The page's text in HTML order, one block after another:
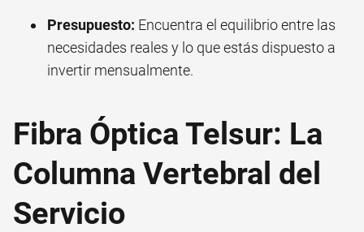
Presupuesto: Encuentra el equilibrio entre las
necesidades reales y lo que estás dispuesto a
invertir mensualmente.
Fibra Óptica Telsur: La
Columna Vertebral del
Servicio